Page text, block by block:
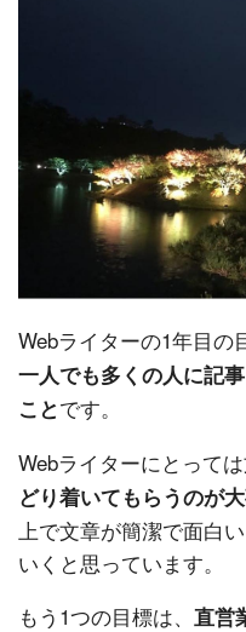
Webライターの1年目の
一人でも多くの人に記
ことです。
Webライターにとって
どり着いてもらうのが
上で文章が簡潔で面白
いくと思っています。
もう1つの目標は、 直営